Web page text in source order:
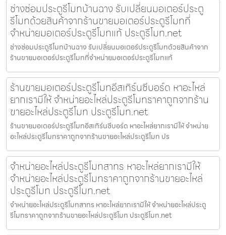
ช่างซ่อมประตูรีโมทบ้านฉาง รับเปลี่ยนมอเตอร์ประตู
รีโมทด้วยสินค้าจากร้านขายมอเตอร์ประตูรีโมทที่
จำหน่ายมอเตอร์ประตูรีโมทแท้ ประตูรีโมท.net
ช่างซ่อมประตูรีโมทบ้านฉาง รับเปลี่ยนมอเตอร์ประตูรีโมทด้วยสินค้าจาก
ร้านขายมอเตอร์ประตูรีโมทที่จำหน่ายมอเตอร์ประตูรีโมทแท้
ร้านขายมอเตอร์ประตูรีโมทอีสเทิร์นซีบอร์ด หาอะไหล่
ยากเรามีให้ จำหน่ายอะไหล่ประตูรีโมทราคาถูกจากร้าน
ขายอะไหล่ประตูรีโมท ประตูรีโมท.net
ร้านขายมอเตอร์ประตูรีโมทอีสเทิร์นซีบอร์ด หาอะไหล่ยากเรามีให้ จำหน่าย
อะไหล่ประตูรีโมทราคาถูกจากร้านขายอะไหล่ประตูรีโมท ปร
จำหน่ายอะไหล่ประตูรีโมทสาทร หาอะไหล่ยากเรามีให้
จำหน่ายอะไหล่ประตูรีโมทราคาถูกจากร้านขายอะไหล่
ประตูรีโมท ประตูรีโมท.net
จำหน่ายอะไหล่ประตูรีโมทสาทร หาอะไหล่ยากเรามีให้ จำหน่ายอะไหล่ประตู
รีโมทราคาถูกจากร้านขายอะไหล่ประตูรีโมท ประตูรีโมท.net